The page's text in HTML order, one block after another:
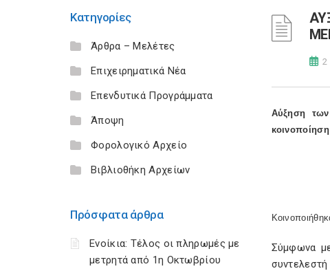
Κατηγορίες
Άρθρα – Μελέτες
Επιχειρηματικά Νέα
Επενδυτικά Προγράμματα
Άποψη
Φορολογικό Αρχείο
Βιβλιοθήκη Αρχείων
Πρόσφατα άρθρα
Ενοίκια: Τέλος οι πληρωμές με
μετρητά από 1η Οκτωβρίου
2
Αύξηση
Σύμφωνα